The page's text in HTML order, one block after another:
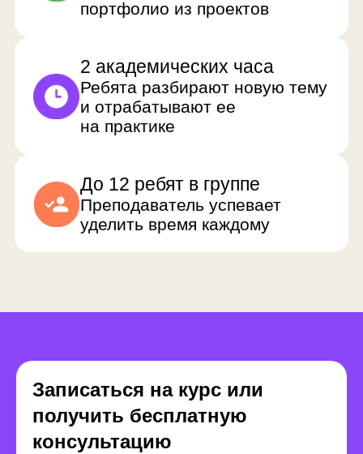
Записаться на курс или
получить бесплатную
консультацию
Преимущества
формата обучения